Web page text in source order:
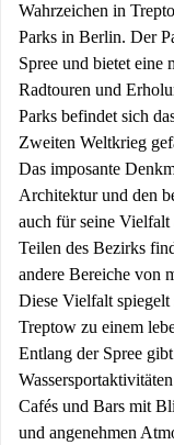
Wahrzeichen in
Parks in Berlin. Der
Spree und bietet eine
Radtouren und
Parks befindet sich
Zweiten Weltkrieg
Das imposante
Architektur und den
auch für seine Vielfalt
Teilen des Bezirks
andere Bereiche von
Diese Vielfalt
Treptow zu einem
Entlang der Spree
Cafés und Bars mit
und angenehmen